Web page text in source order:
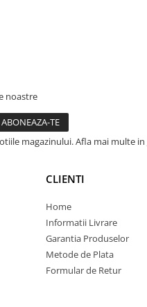
noastre
magazinului. Afla mai multe in
CLIENTI
Home
Informatii Livrare
Garantia Produselor
Metode de Plata
Formular de Retur